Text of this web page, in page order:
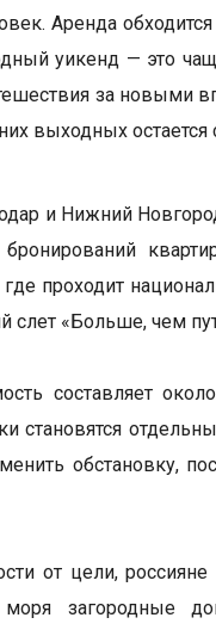
Аренда
уикенд — это
за новыми
выходных
и Нижний
проходит
слет «Больше, чем
составляет
становятся
обстановку,
от цели,
загородные